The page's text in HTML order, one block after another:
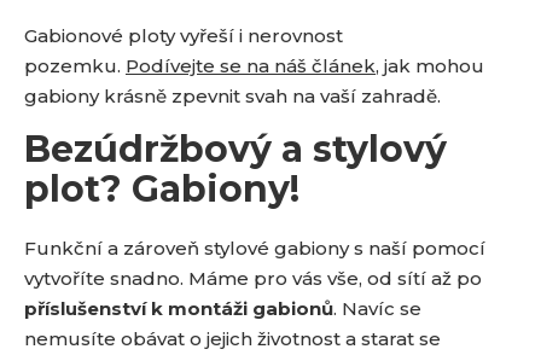
Gabionové ploty vyřeší i nerovnost
pozemku. Podívejte se na náš článek, jak mohou
gabiony krásně zpevnit svah na vaší zahradě.
Bezúdržbový a stylový
plot? Gabiony!
Funkční a zároveň stylové gabiony s naší pomocí
vytvoříte snadno. Máme pro vás vše, od sítí až po
příslušenství k montáži gabionů. Navíc se
nemusíte obávat o jejich životnost a starat se